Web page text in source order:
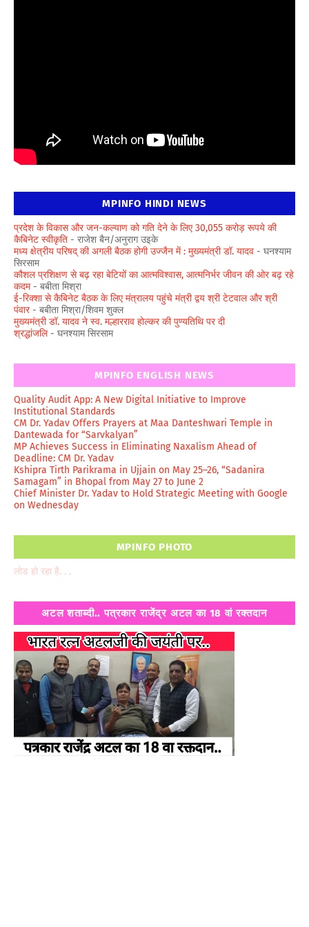
MPINFO HINDI NEWS
प्रदेश के विकास और जन-कल्याण को गति देने के लिए 30,055 करोड़ रूपये की
कैबिनेट स्वीकृति - राजेश बैन/अनुराग उइके
मध्य क्षेत्रीय परिषद् की अगली बैठक होगी उज्जैन में : मुख्यमंत्री डॉ. यादव - घनश्याम
सिरसाम
कौशल प्रशिक्षण से बढ़ रहा बेटियों का आत्मविश्वास, आत्मनिर्भर जीवन की ओर बढ़ रहे
कदम- बबीता मिश्रा
ई-रिक्शा से कैबिनेट बैठक के लिए मंत्रालय पहुंचे मंत्री द्वय श्री टेटवाल और श्री
पंवार- बबीता मिश्रा/शिवम शुक्ल
मुख्यमंत्री डॉ. यादव ने स्व. मल्हारराव होल्कर की पुण्यतिथि पर दी
श्रद्धांजलि- घनश्याम सिरसाम
MPINFO ENGLISH NEWS
Quality Audit App: A New Digital Initiative to Improve
Institutional Standards
CM Dr. Yadav Offers Prayers at Maa Danteshwari Temple in
Dantewada for “Sarvkalyan”
MP Achieves Success in Eliminating Naxalism Ahead of
Deadline: CM Dr. Yadav
Kshipra Tirth Parikrama in Ujjain on May 25–26, “Sadanira
Samagam” in Bhopal from May 27 to June 2
Chief Minister Dr. Yadav to Hold Strategic Meeting with Google
on Wednesday
MPINFO PHOTO
लोड हो रहा है. . .
अटल शताब्दी.. पत्रकार राजेंद्र अटल का 18 वां रक्तदान